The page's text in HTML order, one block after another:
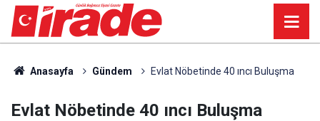
Anasayfa Gündem Evlat Nöbetinde 40 ıncı Buluşma
Evlat Nöbetinde 40 ıncı Buluşma